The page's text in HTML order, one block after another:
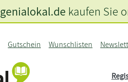
Gutschein Wunschlisten
genialokal.de kaufen Sie